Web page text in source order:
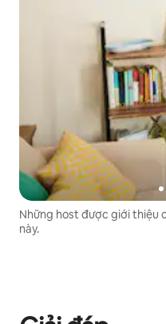
Những host được giới thiệu
này.